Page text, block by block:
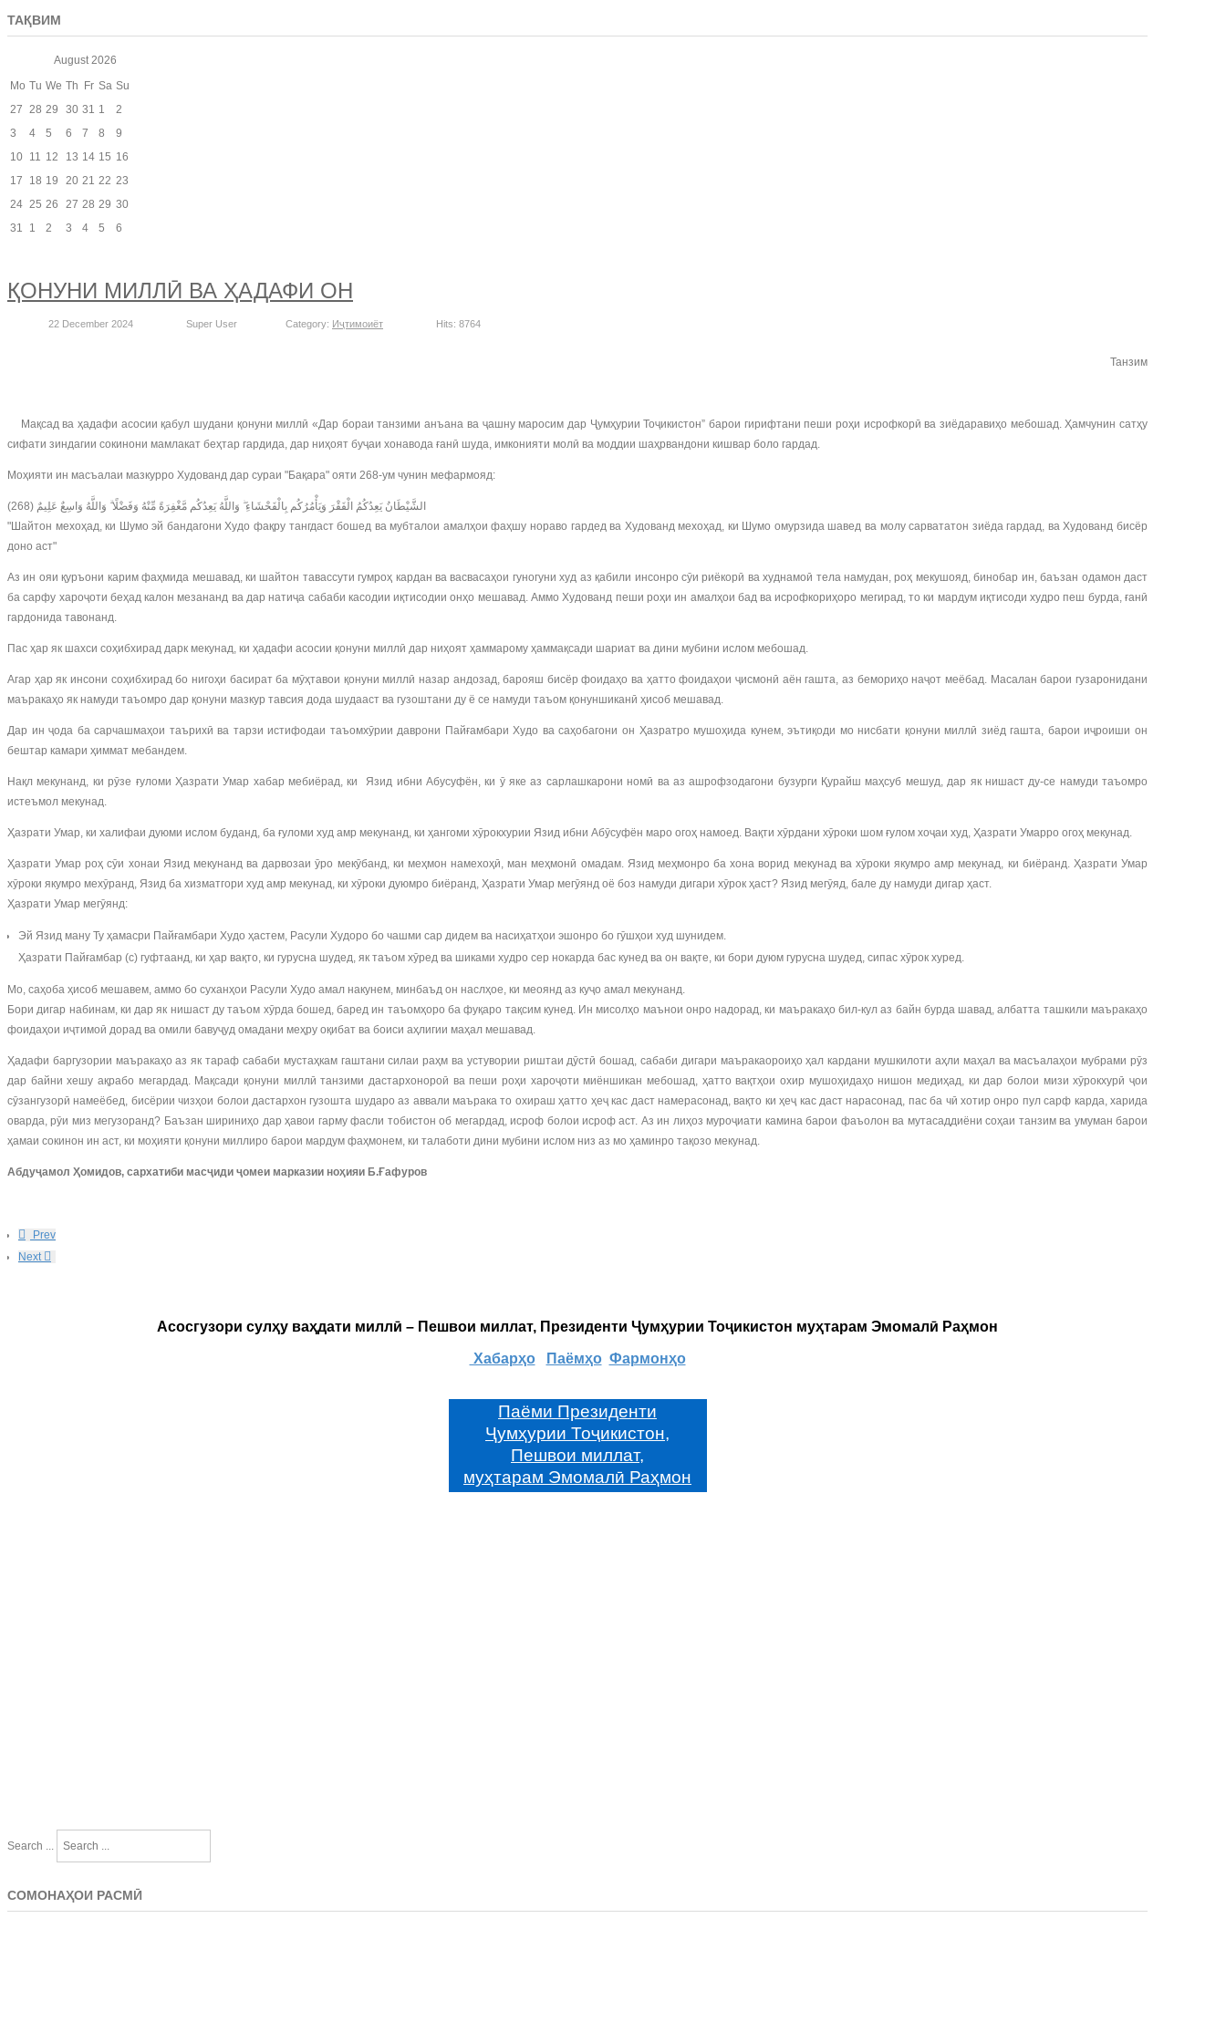
ТАҚВИМ
August 2026
Mo Tu We Th Fr Sa Su
27 28 29 30 31 1
2
3
4 5 6 7 8
9
10 11 12 13 14 15 16
17
18 19 20 21 22 23
24 25 26 27 28 29 30
31
1 2 3 4 5 6
ҚОНУНИ МИЛЛӢ ВА ҲАДАФИ ОН
22 December 2024 Super User Category: Иҷтимоиёт Hits: 8764
Танзим
Мақсад ва ҳадафи асосии қабул шудани қонуни миллӣ «Дар бораи танзими анъана ва ҷашну маросим дар Ҷумҳурии Тоҷикистон” барои гирифтани пеши роҳи исрофкорӣ ва зиёдаравиҳо мебошад. Ҳамчунин сатҳу
сифати зиндагии сокинони мамлакат беҳтар гардида, дар ниҳоят буҷаи хонавода ғанӣ шуда, имконияти молӣ ва моддии шаҳрвандони кишвар боло гардад.
Моҳияти ин масъалаи мазкурро Худованд дар сураи "Бақара" ояти 268-ум чунин мефармояд:
"Шайтон мехоҳад, ки Шумо эй бандагони Худо фақру тангдаст бошед ва мубталои амалҳои фаҳшу нораво гардед ва Худованд мехоҳад, ки Шумо омурзида шавед ва молу сарвататон зиёда гардад, ва Худованд бисёр
доно аст"
Аз ин ояи қуръони карим фаҳмида мешавад, ки шайтон тавассути гумроҳ кардан ва васвасаҳои гуногуни худ аз қабили инсонро сӯи риёкорӣ ва худнамоӣ тела намудан, роҳ мекушояд, бинобар ин, баъзан одамон даст
ба сарфу хароҷоти беҳад калон мезананд ва дар натиҷа сабаби касодии иқтисодии онҳо мешавад. Аммо Худованд пеши роҳи ин амалҳои бад ва исрофкориҳоро мегирад, то ки мардум иқтисоди худро пеш бурда, ғанӣ
гардонида тавонанд.
Пас ҳар як шахси соҳибхирад дарк мекунад, ки ҳадафи асосии қонуни миллӣ дар ниҳоят ҳаммарому ҳаммақсади шариат ва дини мубини ислом мебошад.
Агар ҳар як инсони соҳибхирад бо нигоҳи басират ба мӯҳтавои қонуни миллӣ назар андозад, барояш бисёр фоидаҳо ва ҳатто фоидаҳои ҷисмонӣ аён гашта, аз бемориҳо наҷот меёбад. Масалан барои гузаронидани
маъракаҳо як намуди таъомро дар қонуни мазкур тавсия дода шудааст ва гузоштани ду ё се намуди таъом қонуншиканӣ ҳисоб мешавад.
Дар ин ҷода ба сарчашмаҳои таърихӣ ва тарзи истифодаи таъомхӯрии даврони Пайғамбари Худо ва саҳобагони он Ҳазратро мушоҳида кунем, эътиқоди мо нисбати қонуни миллӣ зиёд гашта, барои иҷроиши он
бештар камари ҳиммат мебандем.
Нақл мекунанд, ки рӯзе ғуломи Ҳазрати Умар хабар мебиёрад, ки Язид ибни Абусуфён, ки ӯ яке аз сарлашкарони номӣ ва аз ашрофзодагони бузурги Қурайш маҳсуб мешуд, дар як нишаст ду-се намуди таъомро
истеъмол мекунад.
Ҳазрати Умар, ки халифаи дуюми ислом буданд, ба ғуломи худ амр мекунанд, ки ҳангоми хӯрокхурии Язид ибни Абӯсуфён маро огоҳ намоед. Вақти хӯрдани хӯроки шом ғулом хоҷаи худ, Ҳазрати Умарро огоҳ мекунад.
Ҳазрати Умар роҳ сӯи хонаи Язид мекунанд ва дарвозаи ӯро мекӯбанд, ки меҳмон намехоҳӣ, ман меҳмонӣ омадам. Язид меҳмонро ба хона ворид мекунад ва хӯроки якумро амр мекунад, ки биёранд. Ҳазрати Умар
хӯроки якумро мехӯранд, Язид ба хизматгори худ амр мекунад, ки хӯроки дуюмро биёранд, Ҳазрати Умар мегӯянд оё боз намуди дигари хӯрок ҳаст? Язид мегӯяд, бале ду намуди дигар ҳаст.
Ҳазрати Умар мегӯянд:
Эй Язид ману Ту ҳамасри Пайғамбари Худо ҳастем, Расули Худоро бо чашми сар дидем ва насиҳатҳои эшонро бо гӯшҳои худ шунидем.
Ҳазрати Пайғамбар (с) гуфтаанд, ки ҳар вақто, ки гурусна шудед, як таъом хӯред ва шиками худро сер нокарда бас кунед ва он вақте, ки бори дуюм гурусна шудед, сипас хӯрок хуред.
Мо, саҳоба ҳисоб мешавем, аммо бо суханҳои Расули Худо амал накунем, минбаъд он наслҳое, ки меоянд аз куҷо амал мекунанд.
Бори дигар набинам, ки дар як нишаст ду таъом хӯрда бошед, баред ин таъомҳоро ба фуқаро тақсим кунед. Ин мисолҳо маънои онро надорад, ки маъракаҳо бил-кул аз байн бурда шавад, албатта ташкили маъракаҳо
фоидаҳои иҷтимоӣ дорад ва омили бавуҷуд омадани меҳру оқибат ва боиси аҳлигии маҳал мешавад.
Ҳадафи баргузории маъракаҳо аз як тараф сабаби мустаҳкам гаштани силаи раҳм ва устувории риштаи дӯстӣ бошад, сабаби дигари маъракаороиҳо ҳал кардани мушкилоти аҳли маҳал ва масъалаҳои мубрами рӯз
дар байни хешу ақрабо мегардад. Мақсади қонуни миллӣ танзими дастархонороӣ ва пеши роҳи хароҷоти миёншикан мебошад, ҳатто вақтҳои охир мушоҳидаҳо нишон медиҳад, ки дар болои мизи хӯрокхурӣ ҷои
сӯзангузорӣ намеёбед, бисёрии чизҳои болои дастархон гузошта шударо аз аввали маърака то охираш ҳатто ҳеҷ кас даст намерасонад, вақто ки ҳеҷ кас даст нарасонад, пас ба чӣ хотир онро пул сарф карда, харида
оварда, рӯи миз мегузоранд? Баъзан шириниҳо дар ҳавои гарму фасли тобистон об мегардад, исроф болои исроф аст. Аз ин лиҳоз муроҷиати камина барои фаъолон ва мутасаддиёни соҳаи танзим ва умуман барои
ҳамаи сокинон ин аст, ки моҳияти қонуни миллиро барои мардум фаҳмонем, ки талаботи дини мубини ислом низ аз мо ҳаминро тақозо мекунад.
Абдуҷамол Ҳомидов, сархатиби масҷиди ҷомеи марказии ноҳияи Б.Ғафуров
Prev
Next
Асосгузори сулҳу ваҳдати миллӣ – Пешвои миллат, Президенти Ҷумҳурии Тоҷикистон муҳтарам Эмомалӣ Раҳмон
Хабарҳо Паёмҳо Фармонҳо
Паёми Президенти
Ҷумҳурии Тоҷикистон,
Пешвои миллат,
муҳтарам Эмомалӣ Раҳмон
Search ...
СОМОНАҲОИ РАСМӢ